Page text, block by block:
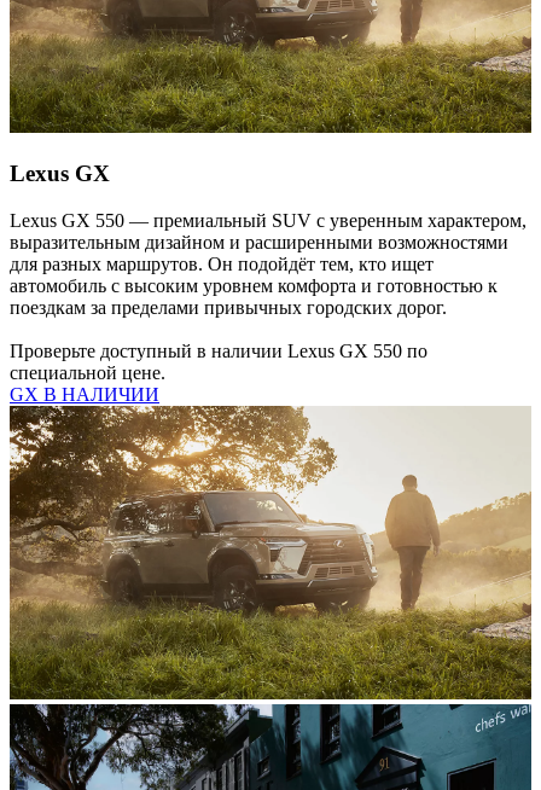
Lexus GX
Lexus GX 550 — премиальный SUV с уверенным характером,
выразительным дизайном и расширенными возможностями
для разных маршрутов. Он подойдёт тем, кто ищет
автомобиль с высоким уровнем комфорта и готовностью к
поездкам за пределами привычных городских дорог.
Проверьте доступный в наличии Lexus GX 550 по
специальной цене.
GX В НАЛИЧИИ